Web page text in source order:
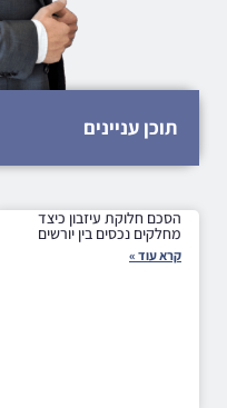
תוכן עניינים
הסכם חלוקת עיזבון כיצד
מחלקים נכסים בין יורשים
קרא עוד »